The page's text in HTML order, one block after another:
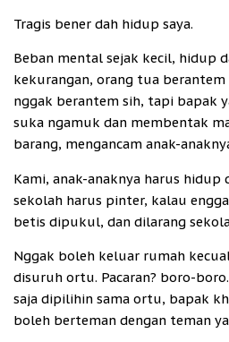
Tragis bener dah hidup saya.
Beban mental sejak kecil, hidup
kekurangan, orang tua
nggak berantem sih, tapi bapak
suka ngamuk dan membentak
barang, mengancam anak-
Kami, anak-anaknya harus hidup
sekolah harus pinter, kalau
betis dipukul, dan dilarang
Nggak boleh keluar rumah
disuruh ortu. Pacaran? boro-
saja dipilihin sama ortu, bapak
boleh berteman dengan teman